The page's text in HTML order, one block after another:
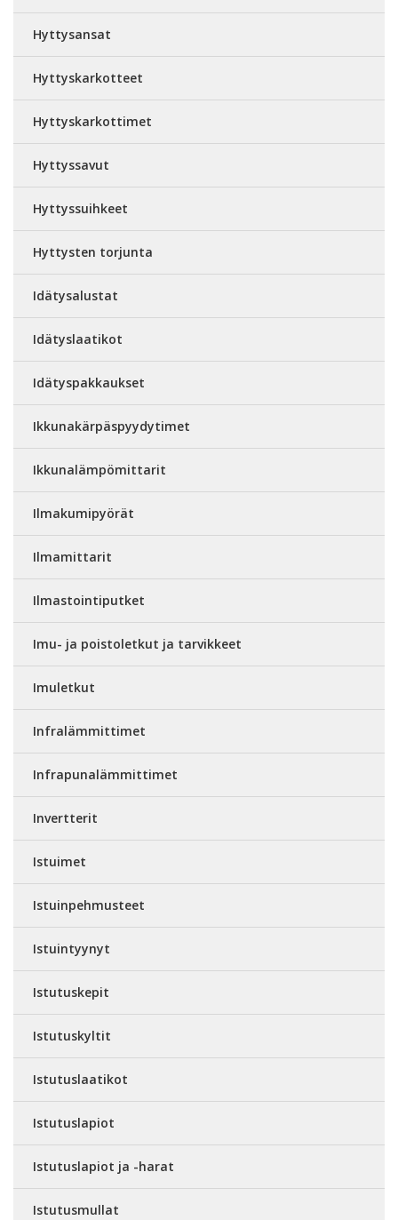
Hyttysansat
Hyttyskarkotteet
Hyttyskarkottimet
Hyttyssavut
Hyttyssuihkeet
Hyttysten torjunta
Idätysalustat
Idätyslaatikot
Idätyspakkaukset
Ikkunakärpäspyydytimet
Ikkunalämpömittarit
Ilmakumipyörät
Ilmamittarit
Ilmastointiputket
Imu- ja poistoletkut ja tarvikkeet
Imuletkut
Infralämmittimet
Infrapunalämmittimet
Invertterit
Istuimet
Istuinpehmusteet
Istuintyynyt
Istutuskepit
Istutuskyltit
Istutuslaatikot
Istutuslapiot
Istutuslapiot ja -harat
Istutusmullat